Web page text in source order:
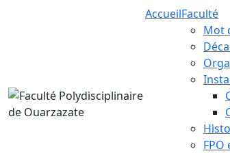
AccueilFaculté
Mot
FPO